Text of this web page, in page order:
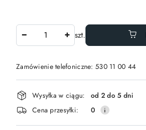
szt.
Zamówienie telefoniczne: 530 11 00 44
Dostępność
i
dostawa
Wysyłka w ciągu:
od 2 do 5 dni
Cena przesyłki:
0